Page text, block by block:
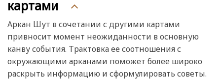
картами
Аркан Шут в сочетании с другими картами
привносит момент неожиданности в основную
канву события. Трактовка ее соотношения с
окружающими арканами поможет более широко
раскрыть информацию и сформулировать советы.